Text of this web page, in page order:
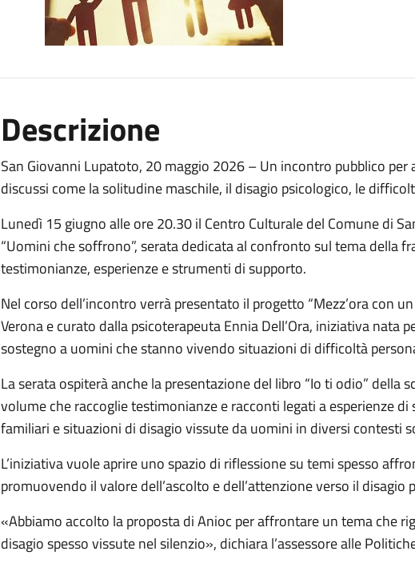
Descrizione
San Giovanni Lupatoto, 20 maggio 2026 – Un incontro pubblico
discussi come la solitudine maschile, il disagio psicologico, le
Lunedì 15 giugno alle ore 20.30 il Centro Culturale del Comune di
“Uomini che soffrono”, serata dedicata al confronto sul tema della
testimonianze, esperienze e strumenti di supporto.
Nel corso dell’incontro verrà presentato il progetto “Mezz’ora con
Verona e curato dalla psicoterapeuta Ennia Dell’Ora, iniziativa nata
sostegno a uomini che stanno vivendo situazioni di difficoltà
La serata ospiterà anche la presentazione del libro “Io ti odio” della
volume che raccoglie testimonianze e racconti legati a esperienze
familiari e situazioni di disagio vissute da uomini in diversi contesti
L’iniziativa vuole aprire uno spazio di riflessione su temi spesso
promuovendo il valore dell’ascolto e dell’attenzione verso il disagio
«Abbiamo accolto la proposta di Anioc per affrontare un tema che
disagio spesso vissute nel silenzio», dichiara l’assessore alle